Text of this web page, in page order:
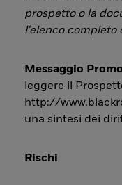
prospetto o la
l'elenco completo
Messaggio
leggere il
http://
una sintesi dei
Rischi